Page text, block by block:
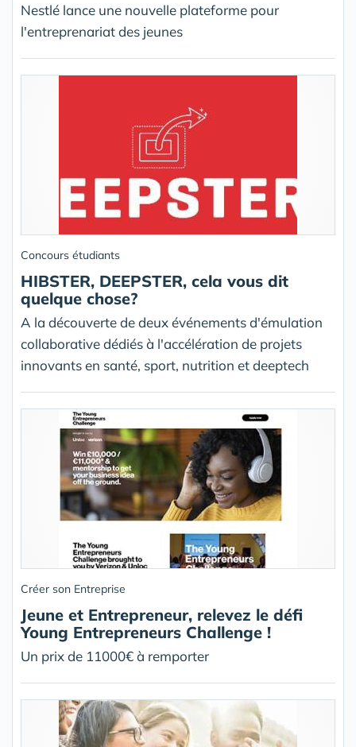
Nestlé lance une nouvelle plateforme pour
l'entreprenariat des jeunes
Concours étudiants
HIBSTER, DEEPSTER, cela vous dit
quelque chose?
A la découverte de deux événements d'émulation
collaborative dédiés à l'accélération de projets
innovants en santé, sport, nutrition et deeptech
Créer son Entreprise
Jeune et Entrepreneur, relevez le défi
Young Entrepreneurs Challenge !
Un prix de 11000€ à remporter